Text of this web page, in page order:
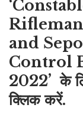
and
Control
2022’ के
क्लिक करें.